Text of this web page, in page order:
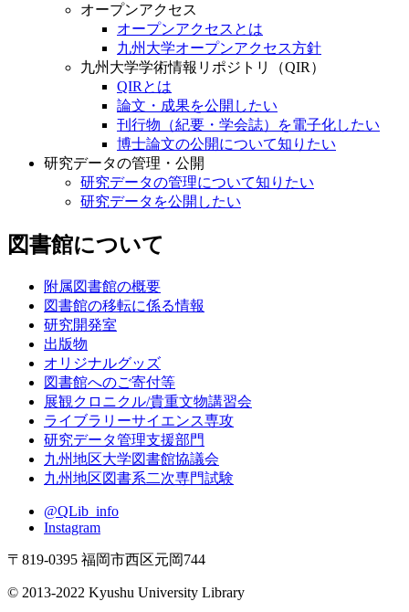
オープンアクセス
オープンアクセスとは
九州大学オープンアクセス方針
九州大学学術情報リポジトリ（QIR）
QIRとは
論文・成果を公開したい
刊行物（紀要・学会誌）を電子化したい
博士論文の公開について知りたい
研究データの管理・公開
研究データの管理について知りたい
研究データを公開したい
図書館について
附属図書館の概要
図書館の移転に係る情報
研究開発室
出版物
オリジナルグッズ
図書館へのご寄付等
展観クロニクル/貴重文物講習会
ライブラリーサイエンス専攻
研究データ管理支援部門
九州地区大学図書館協議会
九州地区図書系二次専門試験
@QLib_info
Instagram
〒819-0395 福岡市西区元岡744
© 2013-2022 Kyushu University Library